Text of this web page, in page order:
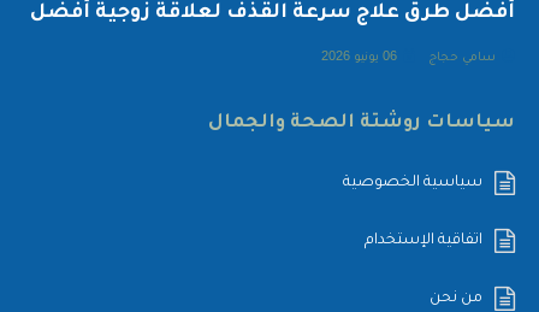
أفضل طرق علاج سرعة القذف لعلاقة زوجية أفضل
سامي حجاج 06 يونيو 2026
سياسات روشتة الصحة والجمال
سياسية الخصوصية
اتفاقية الإستخدام
من نحن